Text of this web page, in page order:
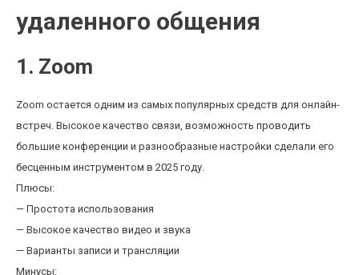
удаленного общения
1. Zoom
Zoom остается одним из самых популярных средств для онлайн-
встреч. Высокое качество связи, возможность проводить
большие конференции и разнообразные настройки сделали его
бесценным инструментом в 2025 году.
Плюсы:
— Простота использования
— Высокое качество видео и звука
— Варианты записи и трансляции
Минусы: